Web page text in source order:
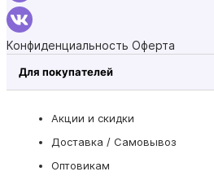
Конфиденциальность Оферта
Для покупателей
Акции и скидки
Доставка / Самовывоз
Оптовикам